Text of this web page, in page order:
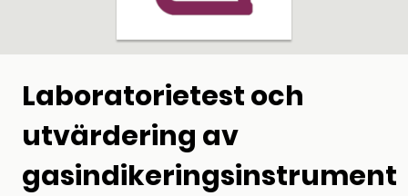
Laboratorietest och
utvärdering av
gasindikeringsinstrument